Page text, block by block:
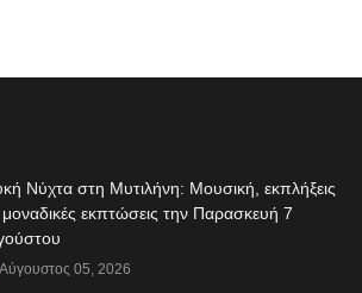
Νύχτα στη Μυτιλήνη: Μουσική, εκπλήξεις
μοναδικές εκπτώσεις την Παρασκευή 7
Αύγουστος 05, 2026